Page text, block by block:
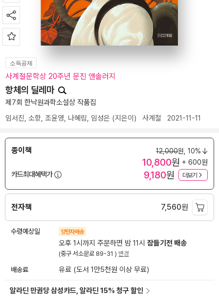
소득공제
사계절문학상 20주년 문진 앤솔러지
항체의 딜레마
제7회 한낙원과학소설상 작품집
임서진, 소향, 조윤영, 나혜림, 임성은 (지은이) 사계절 2021-11-11
종이책 12,000원, 10%
10,800원 + 600원
카드최대혜택가
9,180원 더보기
전자책 7,560원
수령예상일 양탄자배송
오후 1시까지 주문하면 밤 11시 잠들기전 배송
(중구 서소문로 89-31 ) 변경
배송료 유료 (도서 1만5천원 이상 무료)
알라딘 만권당 삼성카드, 알라딘 15% 청구 할인